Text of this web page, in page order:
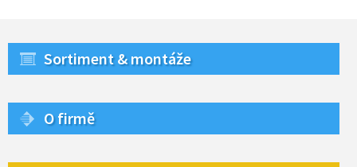
Sortiment & montáže
O firmě